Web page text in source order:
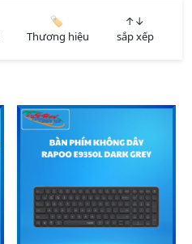
🏷️
Thương hiệu
↑↓
sắp xếp